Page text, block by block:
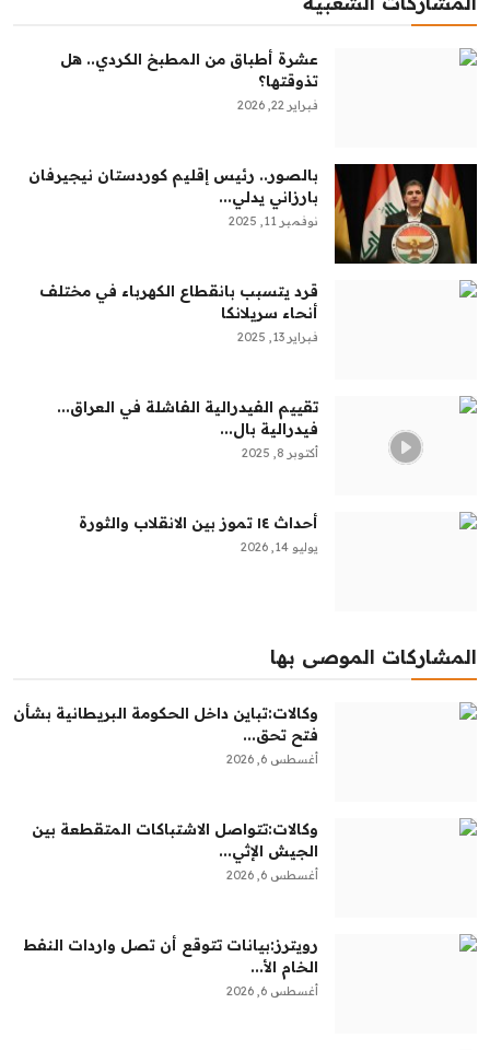
عشرة أطباق من المطبخ الكردي.. هل
تذوقتها؟
فبراير 22, 2026
بالصور.. رئيس إقليم كوردستان نيجيرفان
بارزاني يدلي...
نوفمبر 11, 2025
قرد يتسبب بانقطاع الكهرباء في مختلف
أنحاء سريلانكا
فبراير 13, 2025
تقييم الفيدرالية الفاشلة في العراق...
فيدرالية بال...
أكتوبر 8, 2025
أحداث ١٤ تموز بين الانقلاب والثورة
يوليو 14, 2026
المشاركات الموصى بها
وكالات:‏تباين داخل الحكومة البريطانية بشأن
فتح تحق...
أغسطس 6, 2026
وكالات:‏تتواصل الاشتباكات المتقطعة بين
الجيش الإثي...
أغسطس 6, 2026
رويترز:‏بيانات تتوقع أن تصل واردات النفط
الخام الأ...
أغسطس 6, 2026